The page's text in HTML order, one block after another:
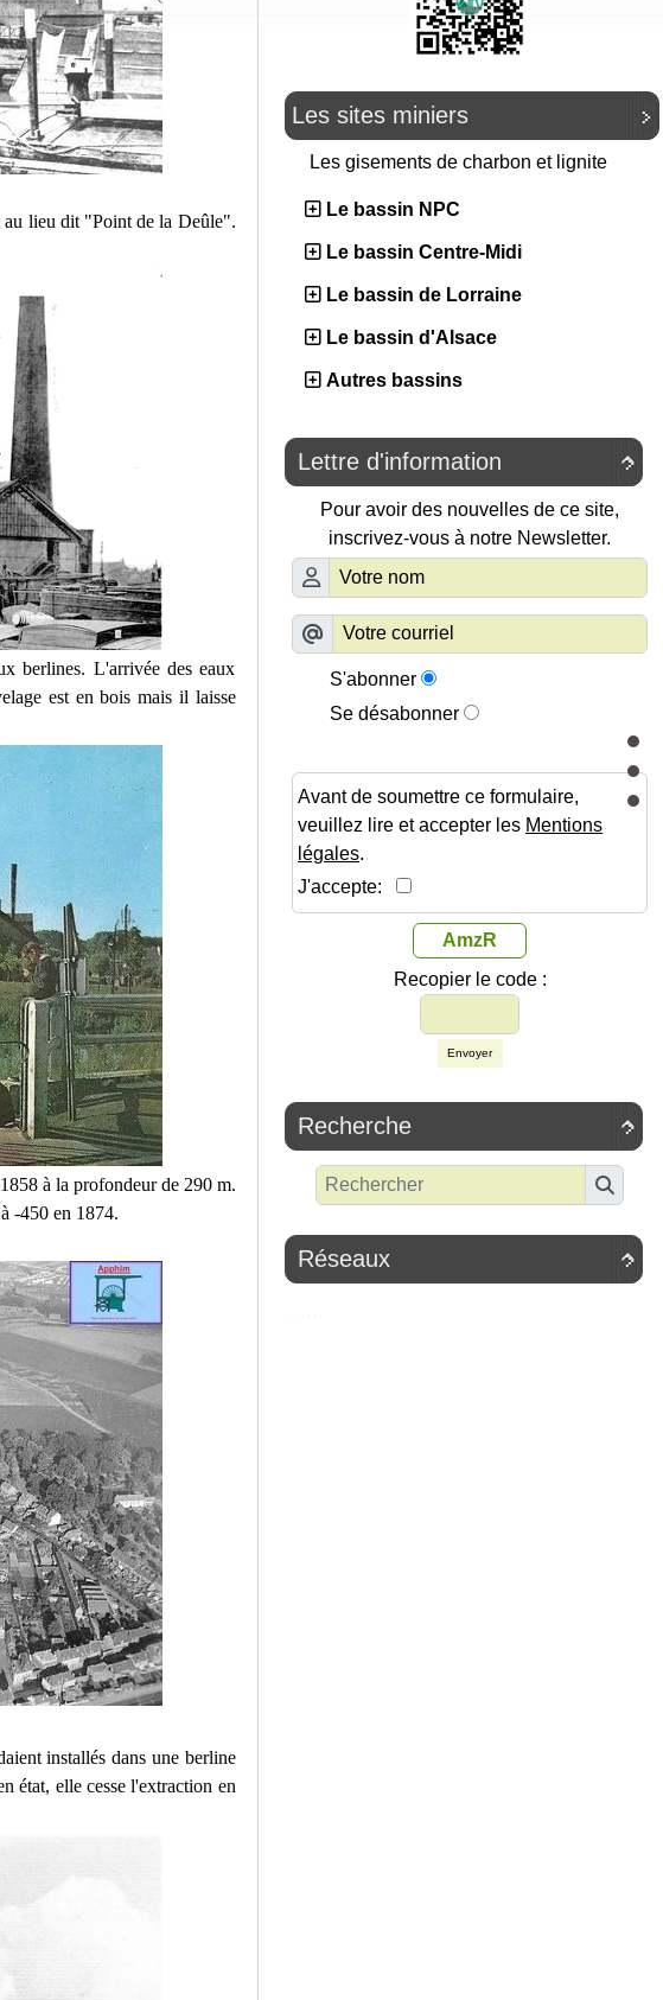
au lieu dit "Point de la Deûle".
berlines. L'arrivée des eaux
est en bois mais il laisse
à la profondeur de 290 m.
-450 en 1874.
installés dans une berline
état, elle cesse l'extraction en
Les sites miniers
Les gisements de charbon et lignite
Le bassin NPC
Le bassin Centre-Midi
Le bassin de Lorraine
Le bassin d'Alsace
Autres bassins

Lettre d'information
Pour avoir des nouvelles de ce site,
inscrivez-vous à notre Newsletter.
S'abonner
Se désabonner
Avant de soumettre ce formulaire,
veuillez lire et accepter les Mentions
légales.
J'accepte:
AmzR
Recopier le code :
Envoyer

Recherche

Réseaux